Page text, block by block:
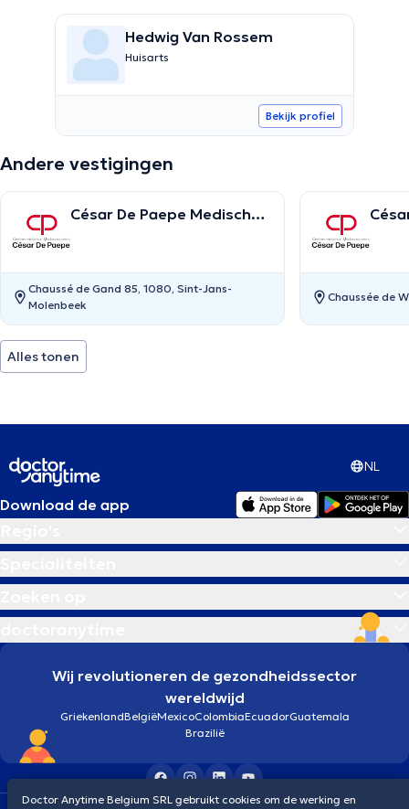
Hedwig Van Rossem
Huisarts
Bekijk profiel
Andere vestigingen
César De Paepe Medisch
Chaussé de Gand 85, 1080, Sint-Jans-
Molenbeek
Chaussée de
Alles tonen
NL
Download de app
Wij revolutioneren de gezondheidssector
wereldwijd
GriekenlandBelgiëMexicoColombiaEcuadorGuatemala
Brazilië
Doctor Anytime Belgium SRL gebruikt cookies om de werking en